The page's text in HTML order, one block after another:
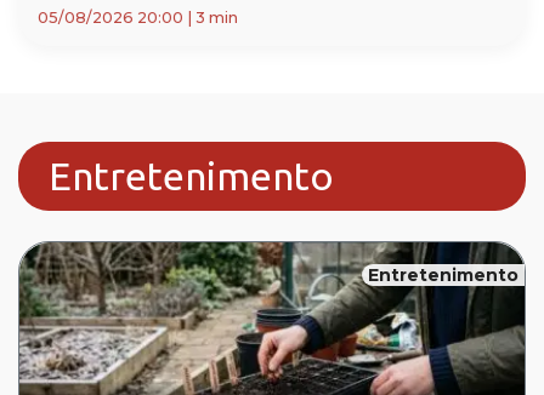
05/08/2026 20:00 3 min
Entretenimento
Entretenimento